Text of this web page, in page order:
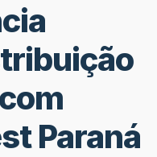
Paraná